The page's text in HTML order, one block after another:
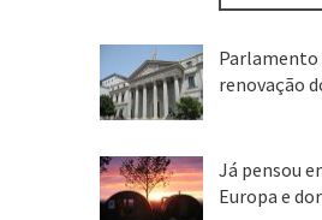
Parlamento
renovação
Já pensou
Europa e